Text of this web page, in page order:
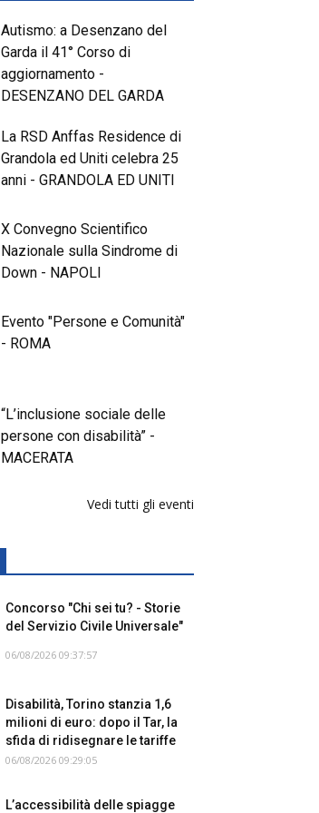
Autismo: a Desenzano del
Garda il 41° Corso di
aggiornamento -
DESENZANO DEL GARDA
La RSD Anffas Residence di
Grandola ed Uniti celebra 25
anni - GRANDOLA ED UNITI
X Convegno Scientifico
Nazionale sulla Sindrome di
Down - NAPOLI
Evento "Persone e Comunità"
- ROMA
“L’inclusione sociale delle
persone con disabilità” -
MACERATA
Vedi tutti gli eventi
Concorso "Chi sei tu? - Storie
del Servizio Civile Universale"
06/08/2026 09:37:57
Disabilità, Torino stanzia 1,6
milioni di euro: dopo il Tar, la
sfida di ridisegnare le tariffe
06/08/2026 09:29:05
L’accessibilità delle spiagge